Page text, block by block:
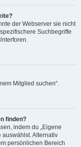
der Webserver sie nicht
Suchbegriffe
Mitglied suchen“.
finden?
indem du „Eigene
auswählst. Alternativ
persönlichen Bereich